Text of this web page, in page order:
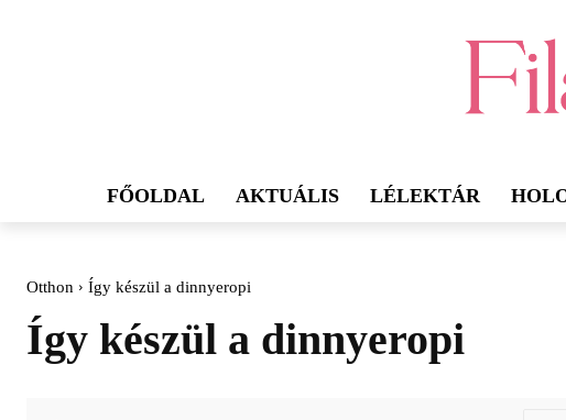
FŐOLDAL AKTUÁLIS LÉLEKTÁR
Otthon Így készül a dinnyeropi
Így készül a dinnyeropi